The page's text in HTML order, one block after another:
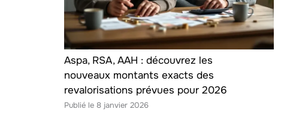
Aspa, RSA, AAH : découvrez les
nouveaux montants exacts des
revalorisations prévues pour 2026
8 janvier 2026